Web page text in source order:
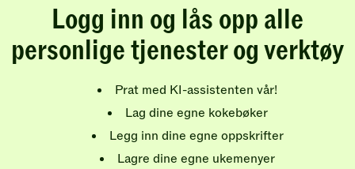
Logg inn og lås opp alle
personlige tjenester og verktøy
Prat med KI-assistenten vår!
Lag dine egne kokebøker
Legg inn dine egne oppskrifter
Lagre dine egne ukemenyer